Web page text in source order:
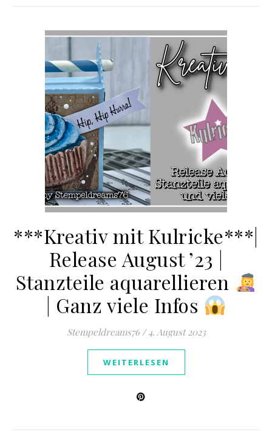
***Kreativ mit Kulricke***|
Release August ’23 |
Stanzteile aquarellieren
| Ganz viele Infos
Stempeldreams76 / 4. August 2023
WEITERLESEN